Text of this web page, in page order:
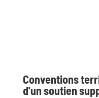
Conventions
d'un soutien